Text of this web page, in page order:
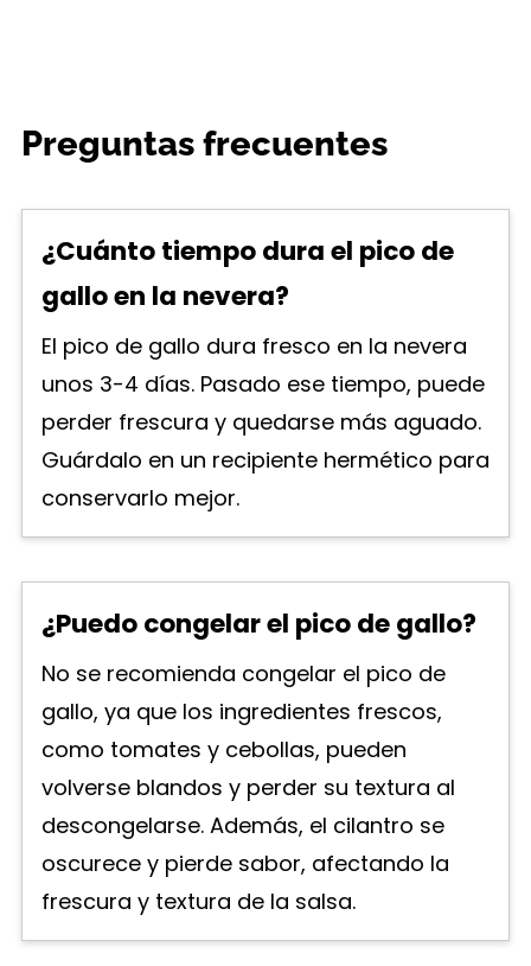
Preguntas frecuentes
¿Cuánto tiempo dura el pico de
gallo en la nevera?
El pico de gallo dura fresco en la nevera
unos 3-4 días. Pasado ese tiempo, puede
perder frescura y quedarse más aguado.
Guárdalo en un recipiente hermético para
conservarlo mejor.
¿Puedo congelar el pico de gallo?
No se recomienda congelar el pico de
gallo, ya que los ingredientes frescos,
como tomates y cebollas, pueden
volverse blandos y perder su textura al
descongelarse. Además, el cilantro se
oscurece y pierde sabor, afectando la
frescura y textura de la salsa.